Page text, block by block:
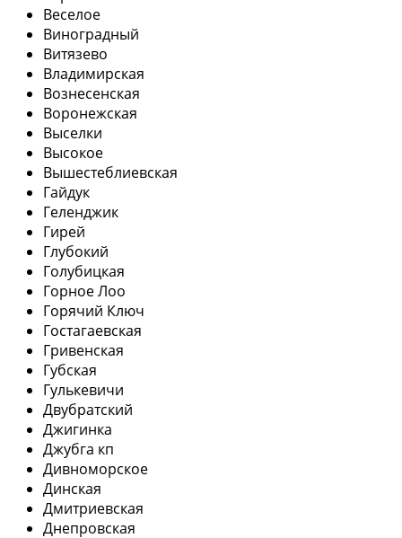
Веселое
Виноградный
Витязево
Владимирская
Вознесенская
Воронежская
Выселки
Высокое
Вышестеблиевская
Гайдук
Геленджик
Гирей
Глубокий
Голубицкая
Горное Лоо
Горячий Ключ
Гостагаевская
Гривенская
Губская
Гулькевичи
Двубратский
Джигинка
Джубга кп
Дивноморское
Динская
Дмитриевская
Днепровская